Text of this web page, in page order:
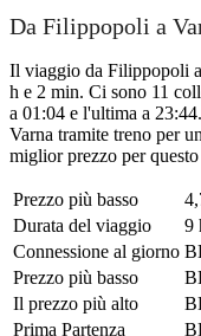
Da Filippopoli a
Il viaggio da Filippopoli
h e 2 min. Ci sono 11
a 01:04 e l'ultima a
Varna tramite treno per
miglior prezzo per
Prezzo più basso
Durata del viaggio
9
Connessione al giorno
Prezzo più basso
Il prezzo più alto
Prima Partenza